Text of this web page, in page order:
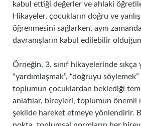
kabul ettiği değerler ve ahlaki
Hikayeler, çocukların doğru ve
öğrenmesini sağlarken, aynı
davranışların kabul edilebilir
Örneğin, 3. sınıf hikayelerinde sıkça
“yardımlaşmak”, “doğruyu
toplumun çocuklardan beklediği
anlatılar, bireyleri, toplumun önemli
şekilde hareket etmeye yönlendirir.